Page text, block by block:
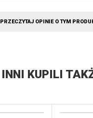
PRZECZYTAJ OPINIE O TYM
INNI KUPILI